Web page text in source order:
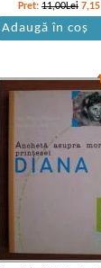
Pret: 11,00Lei 7,15
Adaugă în coș